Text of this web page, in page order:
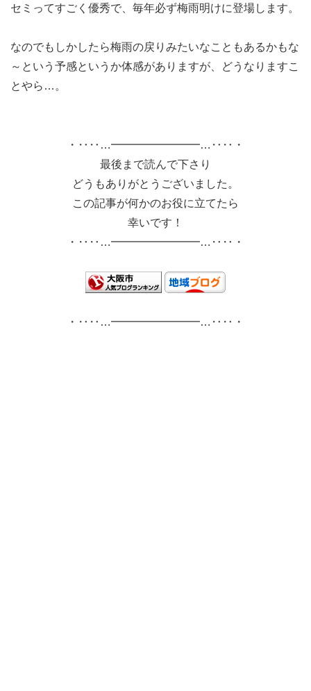
セミってすごく優秀で、毎年必ず梅雨明けに登場します。
なのでもしかしたら梅雨の戻りみたいなこともあるかもな
～という予感というか体感がありますが、どうなりますこ
とやら…。
・‥‥…━━━━━━━━…‥‥・
最後まで読んで下さり
どうもありがとうございました。
この記事が何かのお役に立てたら
幸いです！
・‥‥…━━━━━━━━…‥‥・
・‥‥…━━━━━━━━…‥‥・